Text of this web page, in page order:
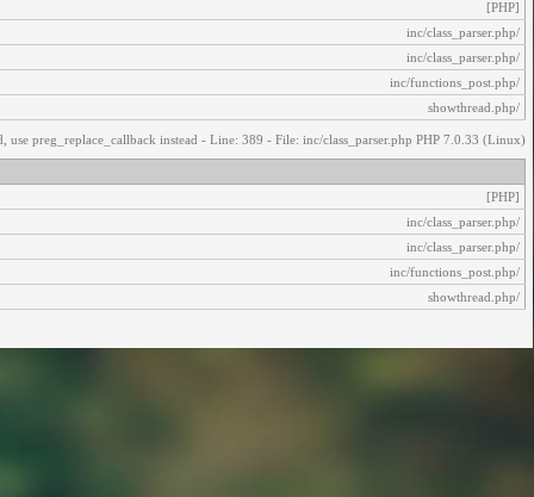
[PHP]
/inc/class_parser.php
/inc/class_parser.php
/inc/functions_post.php
/showthread.php
preg_replace_callback instead - Line: 389 - File: inc/class_parser.php PHP 7.0.33 (Linux)
[PHP]
/inc/class_parser.php
/inc/class_parser.php
/inc/functions_post.php
/showthread.php